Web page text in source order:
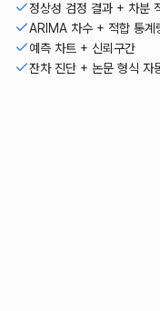
정상성 검정 결과 + 차분
ARIMA 차수 + 적합 통
예측 차트 + 신뢰구간
잔차 진단 + 논문 형식 자